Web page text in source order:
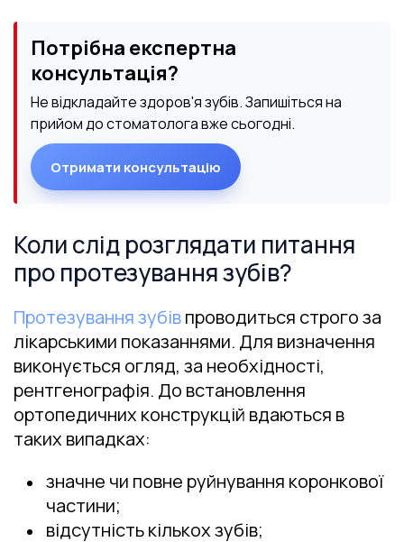
Потрібна експертна
консультація?
Не відкладайте здоров'я зубів. Запишіться на
прийом до стоматолога вже сьогодні.
Отримати консультацію
Коли слід розглядати питання
про протезування зубів?
Протезування зубівпроводиться строго за
лікарськими показаннями. Для визначення
виконується огляд, за необхідності,
рентгенографія. До встановлення
ортопедичних конструкцій вдаються в
таких випадках:
значне чи повне руйнування коронкової
частини;
відсутність кількох зубів;